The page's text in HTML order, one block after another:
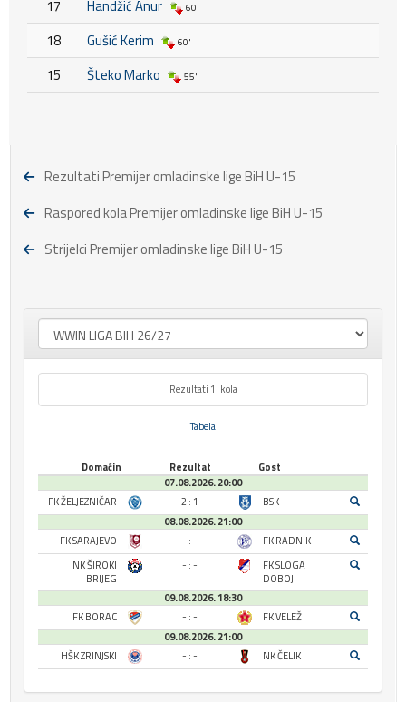
17 Handžić Anur 60'
18 Gušić Kerim 60'
15 Šteko Marko 55'
Rezultati Premijer omladinske lige BiH U-15
Raspored kola Premijer omladinske lige BiH U-15
Strijelci Premijer omladinske lige BiH U-15
Rezultati 1. kola
Tabela
Domaćin Rezultat
Gost
07.08.2026. 20:00
FK ŽELJEZNIČAR
2 : 1
BSK
08.08.2026. 21:00
FK SARAJEVO
- : -
FK RADNIK
NK ŠIROKI
BRIJEG
- : -
FK SLOGA
DOBOJ
09.08.2026. 18:30
FK BORAC
- : -
FK VELEŽ
09.08.2026. 21:00
HŠK ZRINJSKI
- : - NK ČELIK